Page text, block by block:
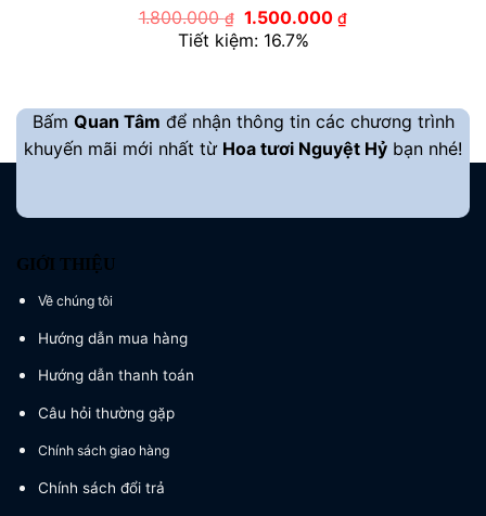
1.800.000₫ Giá
gốc
là:
1.500.000₫Giá
Tiết kiệm: 16.7%
Bấm Quan Tâm để nhận thông tin các chương trình
khuyến mãi mới nhất từ Hoa tươi Nguyệt Hỷ bạn nhé!
GIỚI THIỆU
Về chúng tôi
Hướng dẫn mua hàng
Hướng dẫn thanh toán
Câu hỏi thường gặp
Chính sách giao hàng
Chính sách đổi trả